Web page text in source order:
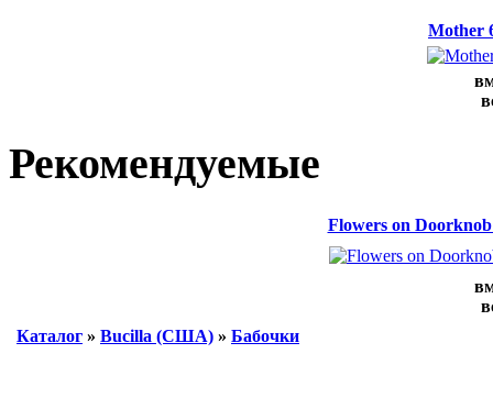
Mother
Рекомендуемые
Flowers on
Каталог » Bucilla (США) » Бабочки